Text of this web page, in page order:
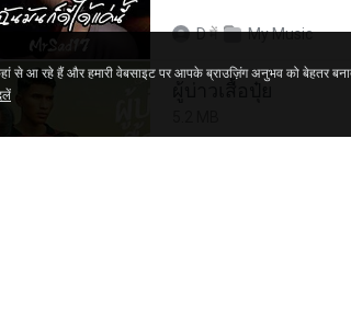
Dमें My Music
से आ रहे हैं और हमारी वेबसाइट पर आपके ब्राउज़िंग अनुभव को बेहतर